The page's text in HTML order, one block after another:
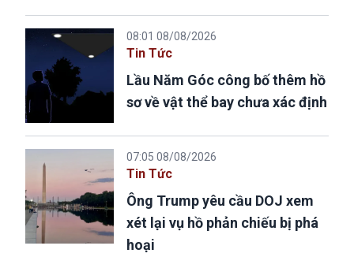
08:01 08/08/2026
Tin Tức
Lầu Năm Góc công bố thêm hồ
sơ về vật thể bay chưa xác định
07:05 08/08/2026
Tin Tức
Ông Trump yêu cầu DOJ xem
xét lại vụ hồ phản chiếu bị phá
hoại